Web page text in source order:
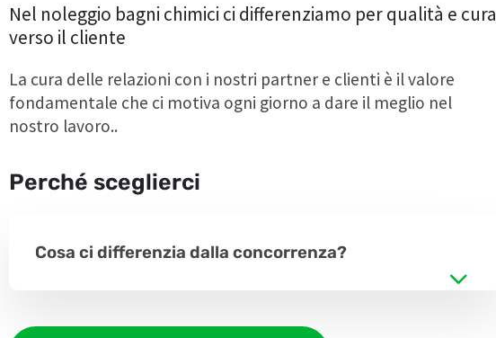
Nel noleggio bagni chimici ci differenziamo per qualità e cura
verso il cliente
La cura delle relazioni con i nostri partner e clienti è il valore
fondamentale che ci motiva ogni giorno a dare il meglio nel
nostro lavoro..
Perché sceglierci
Cosa ci differenzia dalla concorrenza?